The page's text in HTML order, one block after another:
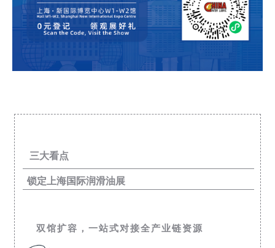
三大看点
锁定上海国际润滑油展
双馆扩容，一站式对接全产业链资源